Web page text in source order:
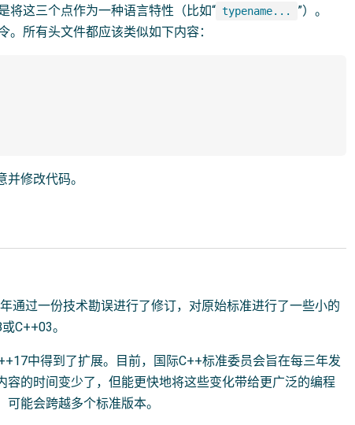
将这三个点作为一种语言特性（比如“ typename...
”）。
所有头文件都应该类似如下内容：
修改代码。
通过一份技术勘误进行了修订，对原始标准进行了一些小的
C++03。
中得到了扩展。目前，国际C++标准委员会旨在每三年发
的时间变少了，但能更快地将这些变化带给更广泛的编程
能会跨越多个标准版本。